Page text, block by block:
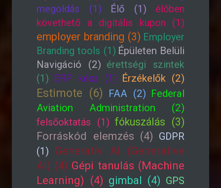
megoldás (1)
Élő (1)
élőben
követhető a digitális kupon (1)
employer branding (3) Employer
Branding tools (1) Épületen Belüli
Navigáció (2) érettségi szintek
(1) ERP kész (1) Érzékelők (2)
Estimote (6) FAA (2) Federal
Aviation Administration (2)
felsőoktatás (1) fókuszálás (3)
Forráskód elemzés (4) GDPR
(1) Generatív AI (Generative
AI) (4) Gépi tanulás (Machine
Learning) (4) gimbal (4) GPS